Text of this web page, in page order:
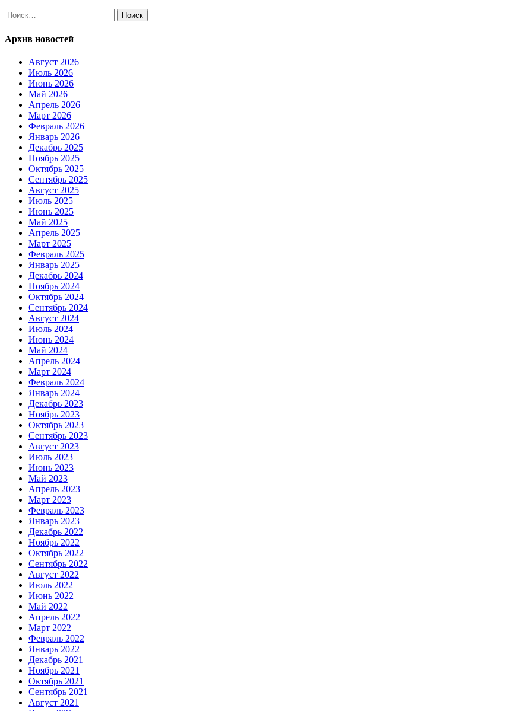
Найти:
Архив новостей
Август 2026
Июль 2026
Июнь 2026
Май 2026
Апрель 2026
Март 2026
Февраль 2026
Январь 2026
Декабрь 2025
Ноябрь 2025
Октябрь 2025
Сентябрь 2025
Август 2025
Июль 2025
Июнь 2025
Май 2025
Апрель 2025
Март 2025
Февраль 2025
Январь 2025
Декабрь 2024
Ноябрь 2024
Октябрь 2024
Сентябрь 2024
Август 2024
Июль 2024
Июнь 2024
Май 2024
Апрель 2024
Март 2024
Февраль 2024
Январь 2024
Декабрь 2023
Ноябрь 2023
Октябрь 2023
Сентябрь 2023
Август 2023
Июль 2023
Июнь 2023
Май 2023
Апрель 2023
Март 2023
Февраль 2023
Январь 2023
Декабрь 2022
Ноябрь 2022
Октябрь 2022
Сентябрь 2022
Август 2022
Июль 2022
Июнь 2022
Май 2022
Апрель 2022
Март 2022
Февраль 2022
Январь 2022
Декабрь 2021
Ноябрь 2021
Октябрь 2021
Сентябрь 2021
Август 2021